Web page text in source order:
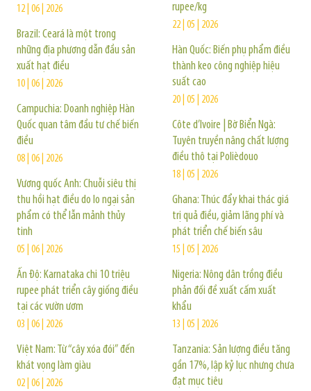
12 | 06 | 2026
Brazil: Ceará là một trong
những địa phương dẫn đầu sản
xuất hạt điều
10 | 06 | 2026
Campuchia: Doanh nghiệp Hàn
Quốc quan tâm đầu tư chế biến
điều
08 | 06 | 2026
Vương quốc Anh: Chuỗi siêu thị
thu hồi hạt điều do lo ngại sản
phẩm có thể lẫn mảnh thủy
tinh
05 | 06 | 2026
Ấn Độ: Karnataka chi 10 triệu
rupee phát triển cây giống điều
tại các vườn ươm
03 | 06 | 2026
Việt Nam: Từ “cây xóa đói” đến
khát vọng làm giàu
02 | 06 | 2026
rupee/kg
22 | 05 | 2026
Hàn Quốc: Biến phụ phẩm điều
thành keo công nghiệp hiệu
suất cao
20 | 05 | 2026
Côte d’Ivoire | Bờ Biển Ngà:
Tuyên truyền nâng chất lượng
điều thô tại Polièdouo
18 | 05 | 2026
Ghana: Thúc đẩy khai thác giá
trị quả điều, giảm lãng phí và
phát triển chế biến sâu
15 | 05 | 2026
Nigeria: Nông dân trồng điều
phản đối đề xuất cấm xuất
khẩu
13 | 05 | 2026
Tanzania: Sản lượng điều tăng
gần 17%, lập kỷ lục nhưng chưa
đạt mục tiêu